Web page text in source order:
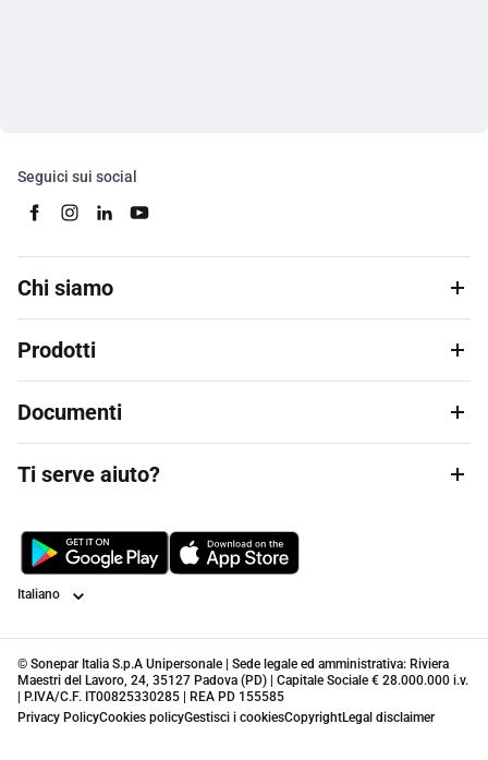
Seguici sui social
Chi siamo
Prodotti
Documenti
Ti serve aiuto?
Lingua
© Sonepar Italia S.p.A Unipersonale | Sede legale ed amministrativa: Riviera
Maestri del Lavoro, 24, 35127 Padova (PD) | Capitale Sociale € 28.000.000 i.v.
| P.IVA/C.F. IT00825330285 | REA PD 155585
Privacy PolicyCookies policyGestisci i cookiesCopyrightLegal disclaimer